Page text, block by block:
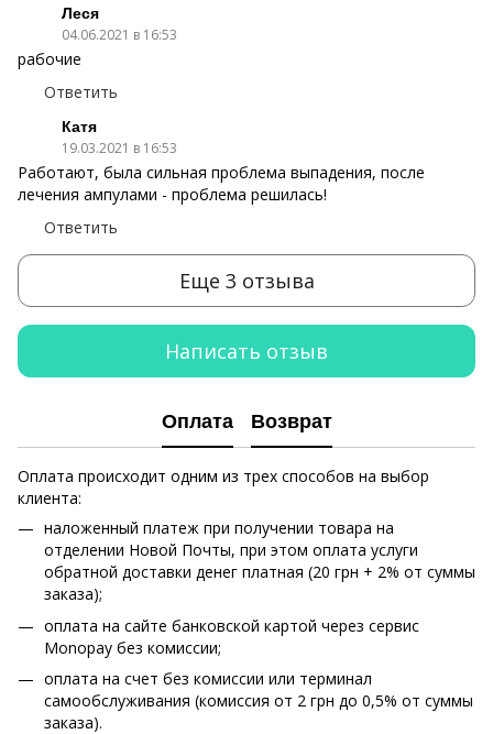
Леся
04.06.2021 в 16:53
рабочие
Ответить
Катя
19.03.2021 в 16:53
Работают, была сильная проблема выпадения, после
лечения ампулами - проблема решилась!
Ответить
Еще 3 отзыва
Написать отзыв
Оплата Возврат
Оплата происходит одним из трех способов на выбор
клиента:
наложенный платеж при получении товара на
отделении Новой Почты, при этом оплата услуги
обратной доставки денег платная (20 грн + 2% от суммы
заказа);
оплата на сайте банковской картой через сервис
Monopay без комиссии;
оплата на счет без комиссии или терминал
самообслуживания (комиссия от 2 грн до 0,5% от суммы
заказа).